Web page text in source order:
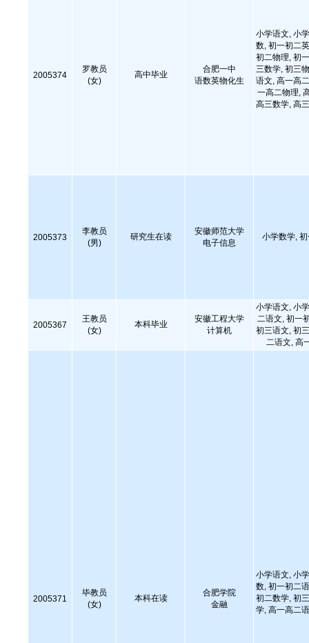
2005374
罗教员
(女)
高中毕业
合肥一中
语数英物化生
小学语文, 小
数, 初一初二
初二物理, 初
三数学, 初三
语文, 高一高
一高二物理,
高三数学, 高
2005373
李教员
(男)
研究生在读
安徽师范大学
电子信息
小学数学,
2005367
王教员
(女)
本科毕业
安徽工程大学
计算机
小学语文, 小
二语文, 初一
初三语文, 初
二语文, 高
2005371
毕教员
(女)
本科在读
合肥学院
金融
小学语文, 小
数, 初一初二
初二数学, 初
学, 高一高二